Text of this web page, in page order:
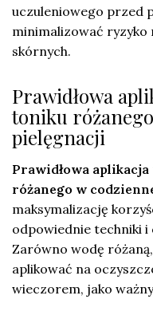
uczuleniowego przed
minimalizować ryzyko
skórnych.
Prawidłowa
toniku
pielęgnacji
Prawidłowa
różanego w
maksymalizację
odpowiednie techniki
Zarówno wodę
aplikować na
wieczorem, jako